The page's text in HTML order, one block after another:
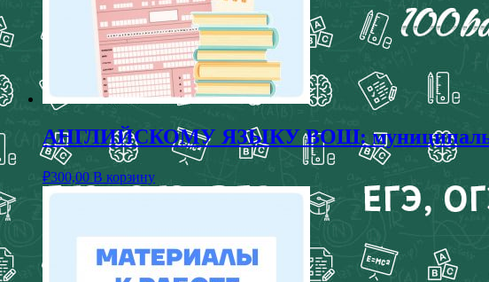
АНГЛИЙСКОМУ ЯЗЫКУ ВОШ: муниципальный
₽300,00 В корзину